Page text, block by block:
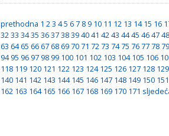
prethodna 1 23 45 6 7 8 9 10 11 12 13 14 15 16
3233 3435 363738394041 4243 4445 464748
63 64 65 66 67 68 69 70 71 72 73 74 75 76 77 78 79
94 95 96 97 98 99 100 101 102 103 104 105 106
118 119 120 121 122 123 124 125 126 127 128 129
140 141 142 143 144 145 146 147 148 149 150 151
162 163 164 165 166 167 168 169 170 171